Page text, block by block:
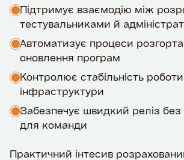
Підтримує взаємодію між
тестувальниками й
Автоматизує процеси
оновлення програм
Контролює стабільність роботи
інфраструктури
Забезпечує швидкий реліз без
для команди
Практичний інтесив